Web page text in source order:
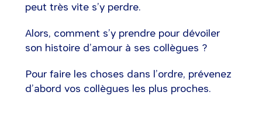
peut très vite s’y perdre.
Alors, comment s’y prendre pour dévoiler
son histoire d’amour à ses collègues ?
Pour faire les choses dans l’ordre, prévenez
d’abord vos collègues les plus proches.